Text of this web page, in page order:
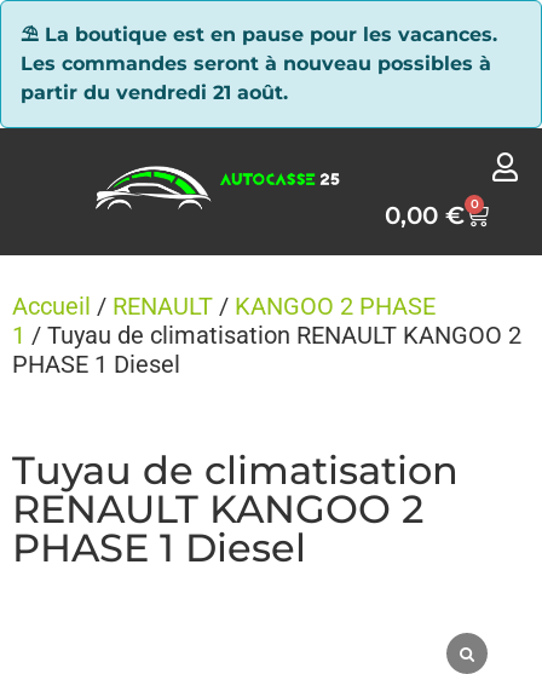
⛱ La boutique est en pause pour les vacances.
Les commandes seront à nouveau possibles à
partir du vendredi 21 août.
0,00€ 0
Accueil / RENAULT / KANGOO 2 PHASE
1 / Tuyau de climatisation RENAULT KANGOO 2
PHASE 1 Diesel
Tuyau de climatisation
RENAULT KANGOO 2
PHASE 1 Diesel
Panneau de gestion des cookies